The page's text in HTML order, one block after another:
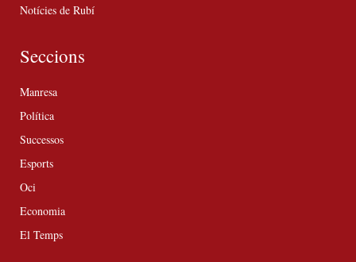
Notícies de Rubí
Seccions
Manresa
Política
Successos
Esports
Oci
Economia
El Temps